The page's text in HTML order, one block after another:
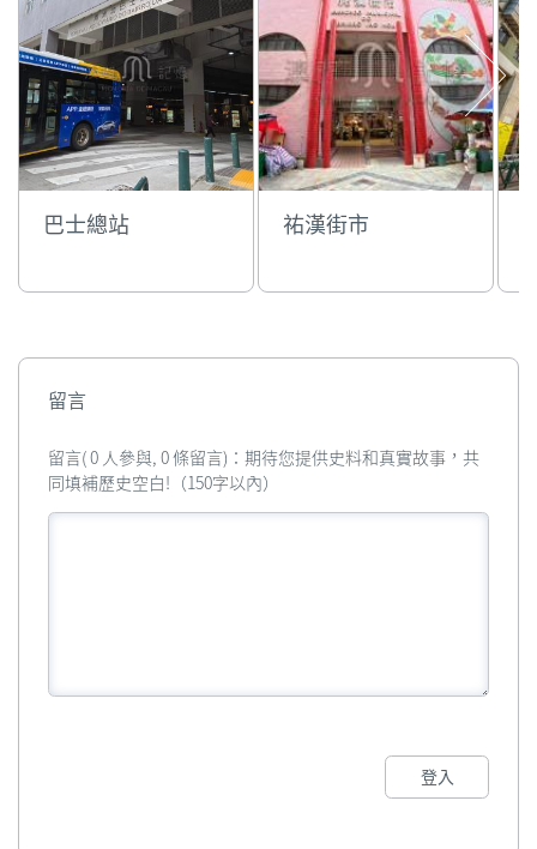
巴士總站 祐漢街市
留言
留言( 0 人參與, 0 條留言)：期待您提供史料和真實故事，共
同填補歷史空白!（150字以內）
登入